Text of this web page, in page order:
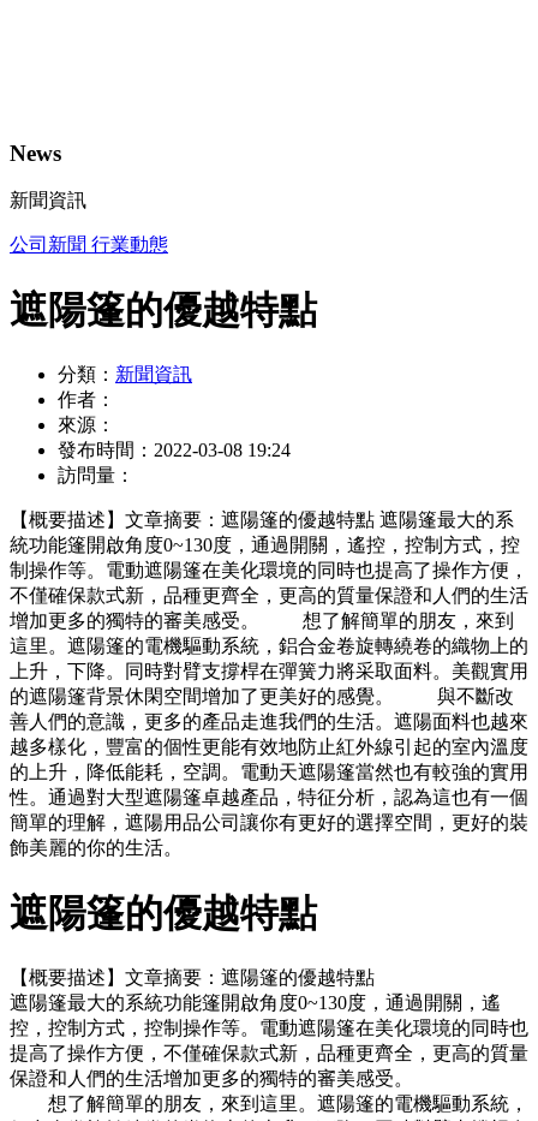
News
新聞資訊
公司新聞 行業動態
遮陽篷的優越特點
分類： 新聞資訊
作者：
來源：
發布時間： 2022-03-08 19:24
訪問量：
【概要描述】 文章摘要：遮陽篷的優越特點 遮陽篷最大的系
統功能篷開啟角度0~130度，通過開關，遙控，控制方式，控
制操作等。電動遮陽篷在美化環境的同時也提高了操作方便，
不僅確保款式新，品種更齊全，更高的質量保證和人們的生活
增加更多的獨特的審美感受。 想了解簡單的朋友，來到
這里。遮陽篷的電機驅動系統，鋁合金卷旋轉繞卷的織物上的
上升，下降。同時對臂支撐桿在彈簧力將采取面料。美觀實用
的遮陽篷背景休閑空間增加了更美好的感覺。 與不斷改
善人們的意識，更多的產品走進我們的生活。遮陽面料也越來
越多樣化，豐富的個性更能有效地防止紅外線引起的室內溫度
的上升，降低能耗，空調。電動天遮陽篷當然也有較強的實用
性。通過對大型遮陽篷卓越產品，特征分析，認為這也有一個
簡單的理解，遮陽用品公司讓你有更好的選擇空間，更好的裝
飾美麗的你的生活。
遮陽篷的優越特點
【概要描述】 文章摘要：遮陽篷的優越特點
遮陽篷最大的系統功能篷開啟角度0~130度，通過開關，遙
控，控制方式，控制操作等。電動遮陽篷在美化環境的同時也
提高了操作方便，不僅確保款式新，品種更齊全，更高的質量
保證和人們的生活增加更多的獨特的審美感受。
想了解簡單的朋友，來到這里。遮陽篷的電機驅動系統，